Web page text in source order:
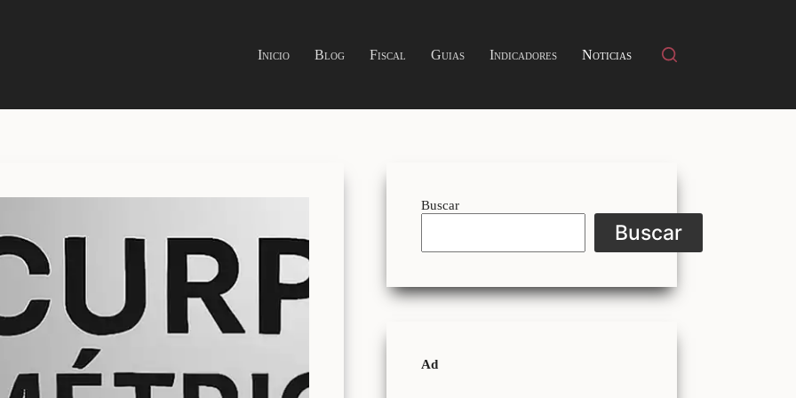
Inicio
Blog Fiscal Guias Indicadores Noticias
Buscar
Buscar
Ad